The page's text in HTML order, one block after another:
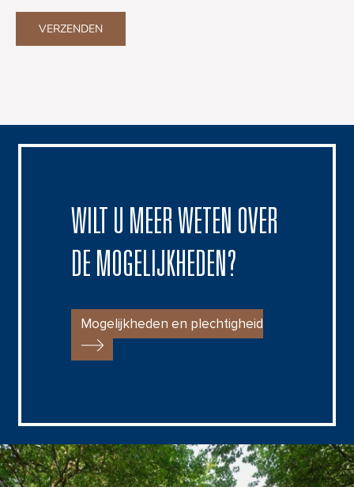
VERZENDEN
WILT U MEER WETEN OVER
DE MOGELIJKHEDEN?
Mogelijkheden en plechtigheid